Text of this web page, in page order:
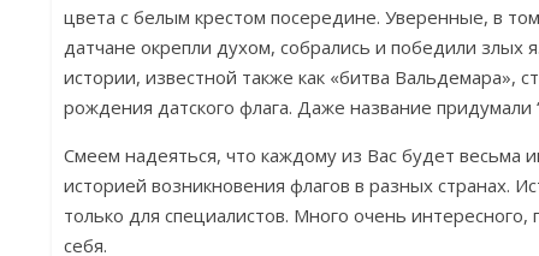
цвета с белым крестом посередине. Уверенные, в
датчане окрепли духом, собрались и победили злых
истории, известной также как «битва Вальдемара»,
рождения датского флага. Даже название придумали
Смеем надеяться, что каждому из Вас будет весьма
историей возникновения флагов в разных странах.
только для специалистов. Много очень
себя.